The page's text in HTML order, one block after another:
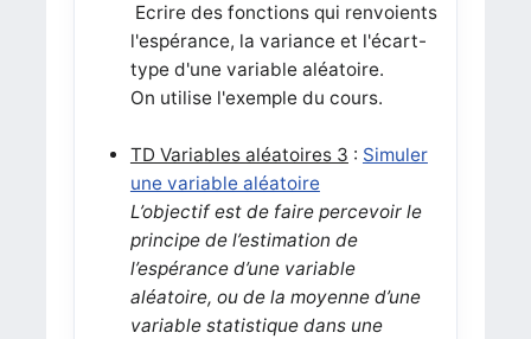
Ecrire des fonctions qui renvoients
l'espérance, la variance et l'écart-
type d'une variable aléatoire.
On utilise l'exemple du cours.
TD Variables aléatoires 3 : Simuler
une variable aléatoire
L’objectif est de faire percevoir le
principe de l’estimation de
l’espérance d’une variable
aléatoire, ou de la moyenne d’une
variable statistique dans une